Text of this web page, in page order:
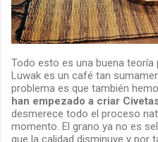
Todo esto es una buena teoría
Luwak es un café tan
problema es que también
han empezado a criar
desmerece todo el proceso
momento. El grano ya no es
que la calidad disminuye y por